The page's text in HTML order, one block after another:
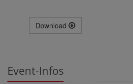
Download
Event-Infos